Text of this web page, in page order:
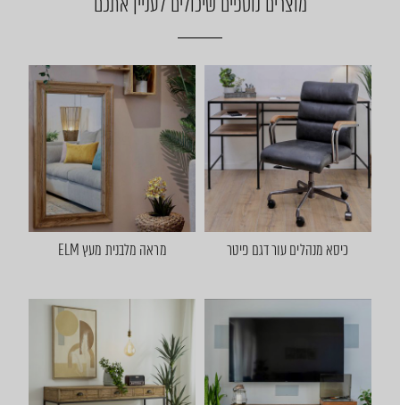
כיסא מנהלים עור דגם פיטר מראה מלבנית מעץ ELM